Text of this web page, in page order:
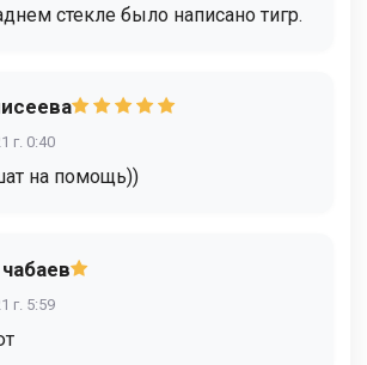
стекле было написано тигр.
г. 0:40
на помощь))
г. 5:59